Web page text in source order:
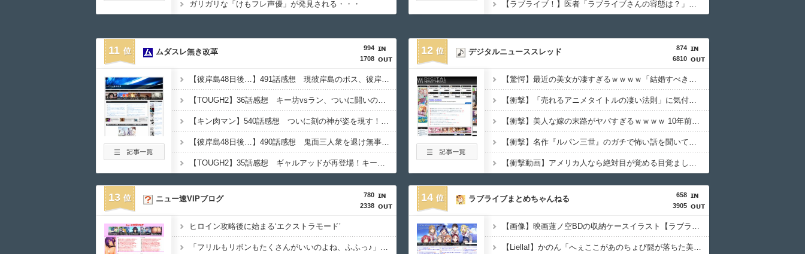
ガリガリな「けもフレ声優」が発見される・・・ 【ラブライブ！】医者「ラブライブさんの容態は？」看護師「ひとまず落ち着いてます」
11
994
1708
ムダスレ無き改革
【彼岸島48日後…】491話感想 現彼岸島のボス、彼岸王子が登場！
【TOUGH2】36話感想 キー坊vsラン、ついに闘いのゴングが鳴る！
【キン肉マン】540話感想 ついに刻の神が姿を現す！そしてピノという謎の女超人？も登場
【彼岸島48日後…】490話感想 鬼面三人衆を退け無事都外へ進出成功！給水車破壊作戦へ
【TOUGH2】35話感想 ギャルアッドが再登場！キー坊とスパーして試合のセコンドに！？
12
874
6810
デジタルニューススレッド
【驚愕】最近の美女が凄すぎるｗｗｗｗ「結婚すべき女の特徴」がこちら…
【衝撃】「売れるアニメタイトルの凄い法則」に気付いたｗｗｗｗこの法則は…凄すぎる…
【衝撃】美人な嫁の末路がヤバすぎるｗｗｗｗ 10年前ヨッメ性行為中「あんっ！あぁ！いい！」→現在の嫁がこちら…ヤバすぎる…
【衝撃】名作『ルパン三世』のガチで怖い話を聞いてワイ震えが止まらない…これは…怖すぎる…
【衝撃動画】アメリカ人なら絶対目が覚める目覚まし時計がこちら…凄すぎる…
13
780
2338
ニュー速VIPブログ
ヒロイン攻略後に始まる‘エクストラモード’
「フリルもリボンもたくさんがいいのよね、ふふっ♪」対魔忍RPG・新イベント『バニーとヨミハラクライシス』
14
658
3905
ラブライブまとめちゃんねる
【画像】映画蓮ノ空BDの収納ケースイラスト【ラブライブ！】
【Liella!】かのん「へぇここがあのちょび髭が落ちた美大かぁ」【ラブライブ！スーパースター!!】